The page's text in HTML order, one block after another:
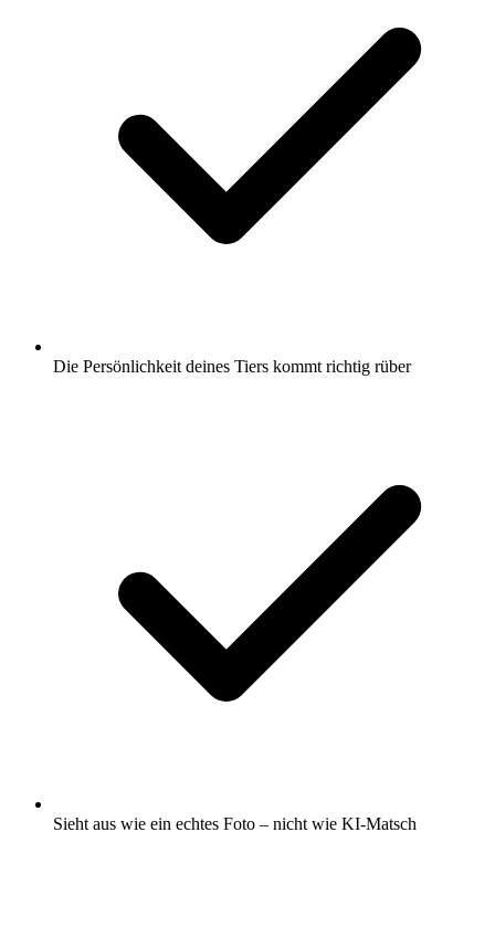
Die Persönlichkeit deines Tiers kommt richtig rüber
Sieht aus wie ein echtes Foto – nicht wie KI-Matsch